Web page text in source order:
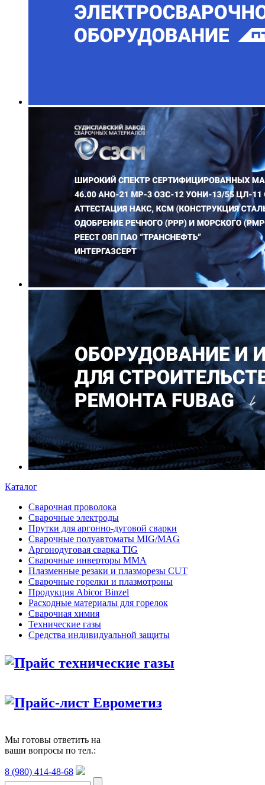
Каталог
Сварочная проволока
Сварочные электроды
Прутки для аргонно-дуговой сварки
Сварочные полуавтоматы MIG/MAG
Аргонодуговая сварка TIG
Сварочные инверторы MMA
Плазменные резаки и плазморезы CUT
Сварочные горелки и плазмотроны
Продукция Abicor Binzel
Расходные материалы для горелок
Сварочная химия
Технические газы
Средства индивидуальной защиты
Прайс технические газы
Прайс-лист Еврометиз
Мы готовы ответить на
ваши вопросы по тел.:
8 (980) 414-48-68